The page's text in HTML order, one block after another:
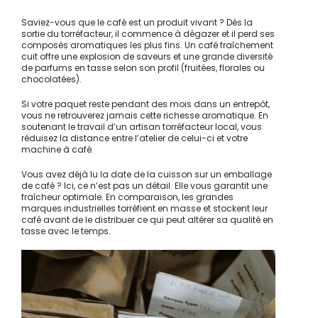
Saviez-vous que le café est un produit vivant ? Dès la
sortie du torréfacteur, il commence à dégazer et il perd ses
composés aromatiques les plus fins. Un café fraîchement
cuit offre une explosion de saveurs et une grande diversité
de parfums en tasse selon son profil (fruitées, florales ou
chocolatées).
Si votre paquet reste pendant des mois dans un entrepôt,
vous ne retrouverez jamais cette richesse aromatique. En
soutenant le travail d’un artisan torréfacteur local, vous
réduisez la distance entre l’atelier de celui-ci et votre
machine à café.
Vous avez déjà lu la date de la cuisson sur un emballage
de café ? Ici, ce n’est pas un détail. Elle vous garantit une
fraîcheur optimale. En comparaison, les grandes
marques industrielles torréfient en masse et stockent leur
café avant de le distribuer ce qui peut altérer sa qualité en
tasse avec le temps.